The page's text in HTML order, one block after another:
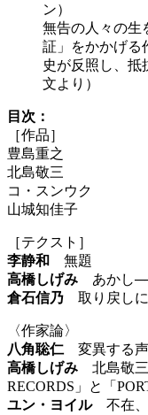
ン）
無告の人々の生
証」をかかげる
史が反照し、
文より）
目次：
［作品］
豊島重之
北島敬三
コ・スンウク
山城知佳子
［テクスト］
李静和
無題
高橋しげみ あかし
倉石信乃 取り戻し
〈作家論〉
八角聡仁 変異する
高橋しげみ 北島敬
RECORDS」と「
ユン・ヨイル不在、